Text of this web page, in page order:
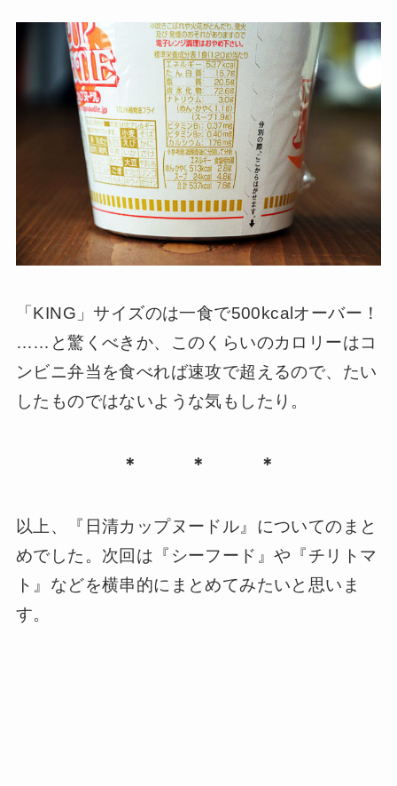
「KING」サイズのは一食で500kcalオーバー！
……と驚くべきか、このくらいのカロリーはコ
ンビニ弁当を食べれば速攻で超えるので、たい
したものではないような気もしたり。
＊ ＊ ＊
以上、『日清カップヌードル』についてのまと
めでした。次回は『シーフード』や『チリトマ
ト』などを横串的にまとめてみたいと思いま
す。